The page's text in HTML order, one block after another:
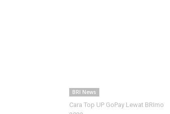
BRI News
Cara Top UP GoPay Lewat BRImo